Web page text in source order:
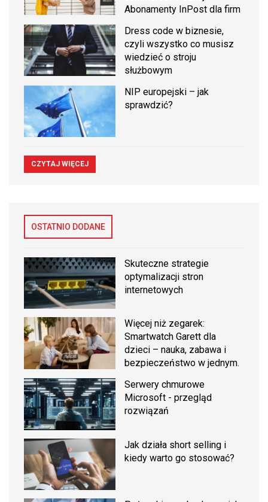
Abonamenty InPost dla firm
Dress code w biznesie,
czyli wszystko co musisz
wiedzieć o stroju
służbowym
NIP europejski – jak
sprawdzić?
CZYTAJ WIĘCEJ
OSTATNIO DODANE
Skuteczne strategie
optymalizacji stron
internetowych
Więcej niż zegarek:
Smartwatch Garett dla
dzieci – nauka, zabawa i
bezpieczeństwo w jednym.
Serwery chmurowe
Microsoft - przegląd
rozwiązań
Jak działa short selling i
kiedy warto go stosować?